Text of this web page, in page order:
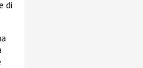
di